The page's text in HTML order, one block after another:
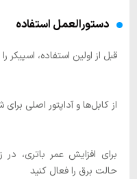
دستورالعمل استفاده
قبل از اولین استفاده، اسپیکر
از کابل‌ها و آداپتور اصلی
برای افزایش عمر باتری، در
حالت برق را فعال کنید